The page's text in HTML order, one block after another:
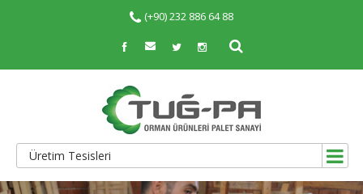
(+90) 232 886 64 88
Üretim Tesisleri